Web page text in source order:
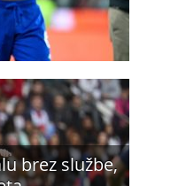
brez službe,